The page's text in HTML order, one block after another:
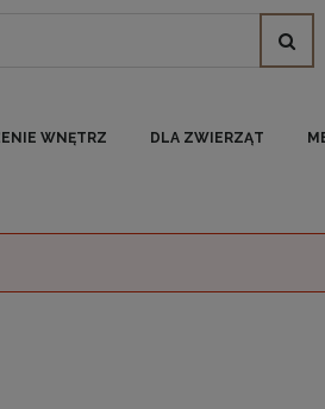
WNĘTRZ DLA ZWIERZĄT